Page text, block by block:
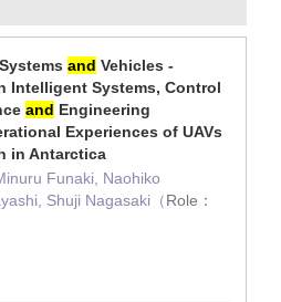
and Vehicles -
Intelligent Systems, Control
and Engineering
Experiences of UAVs
in Antarctica
Funaki, Naohiko
Shuji Nagasaki（Role：